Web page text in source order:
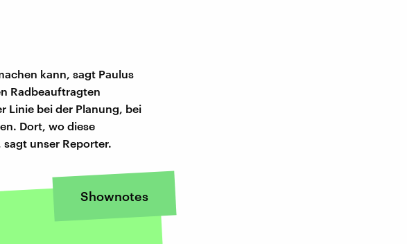
kann, sagt Paulus
Radbeauftragten
Linie bei der Planung, bei
Dort, wo diese
unser Reporter.
Shownotes